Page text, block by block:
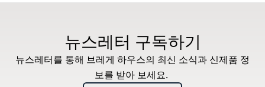
뉴스레터 구독하기
뉴스레터를 통해 브레게 하우스의 최신 소식과 신제품 정
보를 받아 보세요.